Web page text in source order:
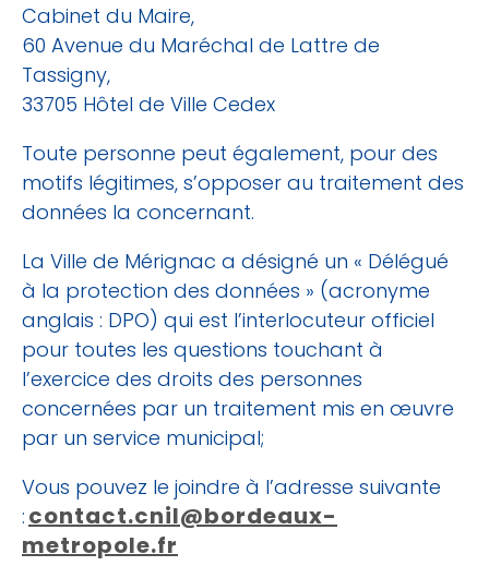
Cabinet du Maire,
60 Avenue du Maréchal de Lattre de
Tassigny,
33705 Hôtel de Ville Cedex
Toute personne peut également, pour des
motifs légitimes, s’opposer au traitement des
données la concernant.
La Ville de Mérignac a désigné un « Délégué
à la protection des données » (acronyme
anglais : DPO) qui est l’interlocuteur officiel
pour toutes les questions touchant à
l’exercice des droits des personnes
concernées par un traitement mis en œuvre
par un service municipal;
Vous pouvez le joindre à l’adresse suivante
: contact.cnil@bordeaux-
metropole.fr